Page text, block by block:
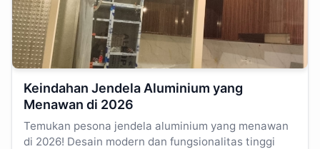
Keindahan Jendela Aluminium yang
Menawan di 2026
Temukan pesona jendela aluminium yang menawan
di 2026! Desain modern dan fungsionalitas tinggi